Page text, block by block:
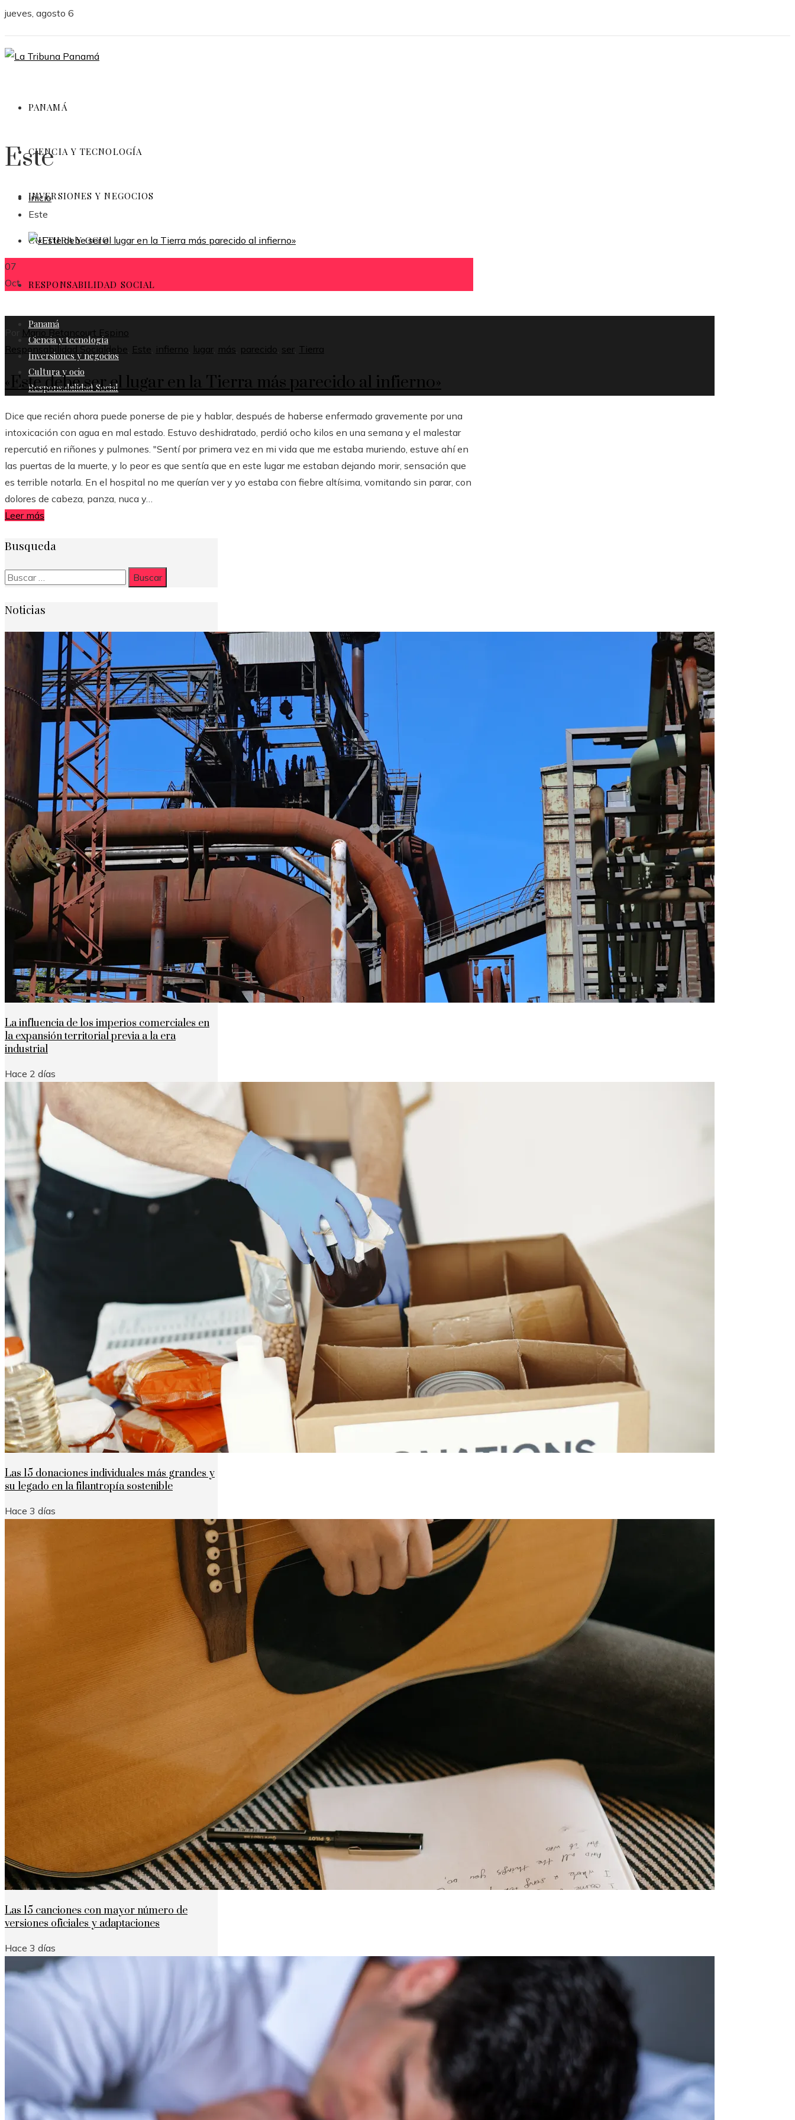
jueves, agosto 6
PANAMÁ
CIENCIA Y TECNOLOGÍA
INVERSIONES Y NEGOCIOS
CULTURA Y OCIO
RESPONSABILIDAD SOCIAL
Panamá
Ciencia y tecnología
Inversiones y negocios
Cultura y ocio
Responsabilidad Social
Este
Inicio
Este
07
Oct
Por Mario Betancourt Espino
Responsabilidad Socialdebe Este infierno lugar más parecido ser Tierra
«Este debe ser el lugar en la Tierra más parecido al infierno»
Dice que recién ahora puede ponerse de pie y hablar, después de haberse enfermado gravemente por una
intoxicación con agua en mal estado. Estuvo deshidratado, perdió ocho kilos en una semana y el malestar
repercutió en riñones y pulmones. "Sentí por primera vez en mi vida que me estaba muriendo, estuve ahí en
las puertas de la muerte, y lo peor es que sentía que en este lugar me estaban dejando morir, sensación que
es terrible notarla. En el hospital no me querían ver y yo estaba con fiebre altísima, vomitando sin parar, con
dolores de cabeza, panza, nuca y…
Leer más
Busqueda
Buscar:
Noticias
La influencia de los imperios comerciales en
la expansión territorial previa a la era
industrial
Hace 2 días
Las 15 donaciones individuales más grandes y
su legado en la filantropía sostenible
Hace 3 días
Las 15 canciones con mayor número de
versiones oficiales y adaptaciones
Hace 3 días